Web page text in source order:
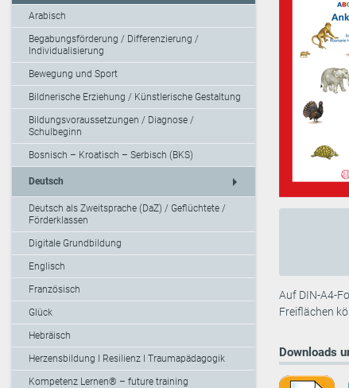
Arabisch
Begabungsförderung / Differenzierung /
Individualisierung
Bewegung und Sport
Bildnerische Erziehung / Künstlerische Gestaltung
Bildungsvoraussetzungen / Diagnose /
Schulbeginn
Bosnisch – Kroatisch – Serbisch (BKS)
Deutsch arrow_right
Deutsch als Zweitsprache (DaZ) / Geflüchtete /
Förderklassen
Digitale Grundbildung
Englisch
Französisch
Glück
Hebräisch
Herzensbildung I Resilienz I Traumapädagogik
Kompetenz Lernen® – future training
Auf DIN-A4-
Freiflächen
Downloads